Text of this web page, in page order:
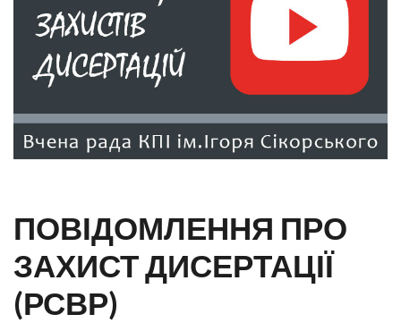
ПОВІДОМЛЕННЯ ПРО
ЗАХИСТ ДИСЕРТАЦІЇ
(РСВР)